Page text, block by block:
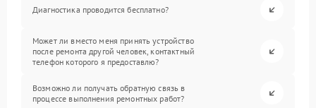
Диагностика проводится бесплатно?
Может ли вместо меня принять устройство
после ремонта другой человек, контактный
телефон которого я предоставлю?
Возможно ли получать обратную связь в
процессе выполнения ремонтных работ?